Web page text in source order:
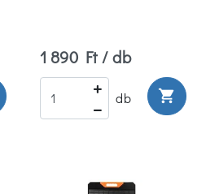
1 890 Ft / db
db shopping_cart